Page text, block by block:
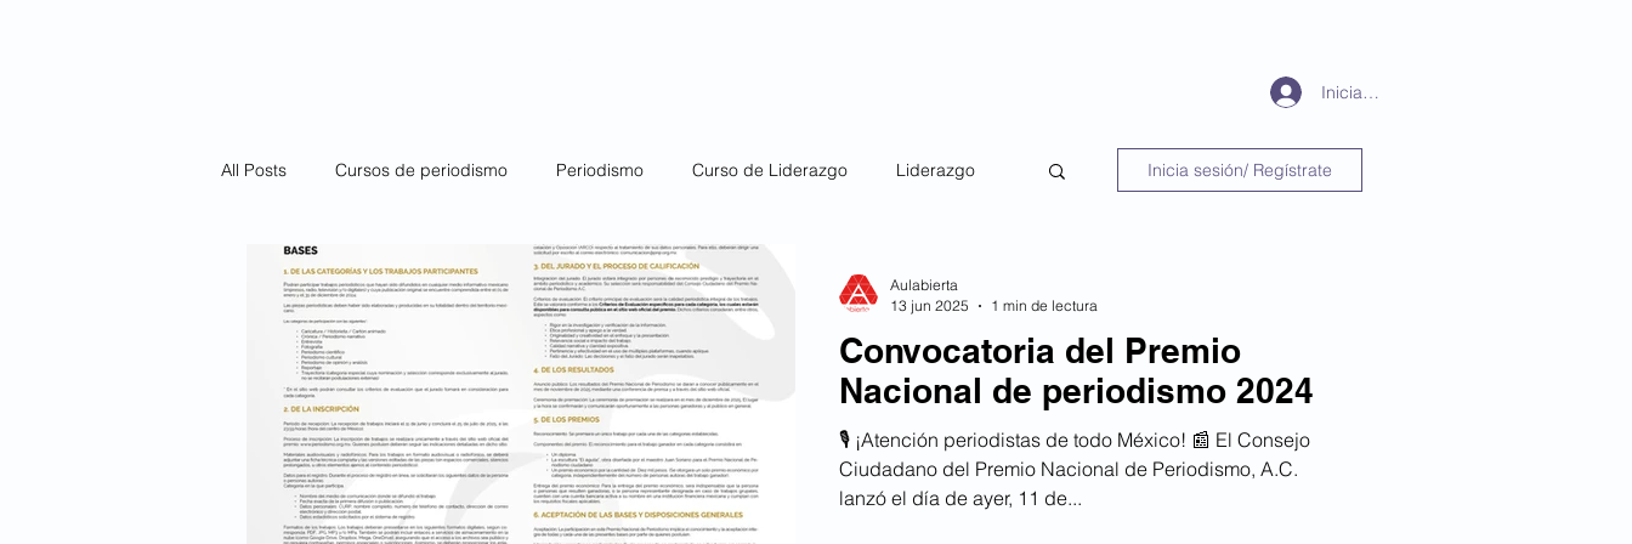
Iniciar sesión
All Posts Cursos de periodismo Periodismo Curso de Liderazgo Liderazgo
Cultura Curso de Cultura Martín Casillas de Alba
Inicia sesión/ Regístrate
Convocatoria del Premio
Nacional de periodismo 2024
🎙️ ¡Atención periodistas de todo México! 📰 El Consejo
Ciudadano del Premio Nacional de Periodismo, A.C.
lanzó el día de ayer, 11 de...
Aulabierta
13 jun 2025
1 min de lectura